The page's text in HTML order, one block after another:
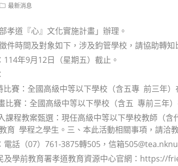
Post最新消息
孝道『心』文化實施計畫」辦理。
件時間及對象如下，涉及鈞管學校，請協助轉知
114年9月12日（星期五）截止。
比賽：全國高級中等以下學校（含五專 前三年
比賽：全國高級中等以下學校（含五 專前三年
課程教案甄選：現任高級中等以下學校教師（
育 學程之學生。三、本此活動相關事項，請洽
電話（07）761-3875轉505，信箱
及學前教育署孝道教育資源中心官網：https://